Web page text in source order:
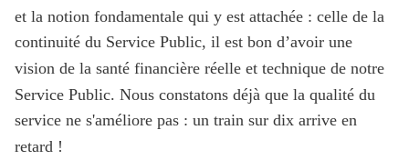
et la notion fondamentale qui y est attachée : celle de la
continuité du Service Public, il est bon d’avoir une
vision de la santé financière réelle et technique de notre
Service Public. Nous constatons déjà que la qualité du
service ne s'améliore pas : un train sur dix arrive en
retard !